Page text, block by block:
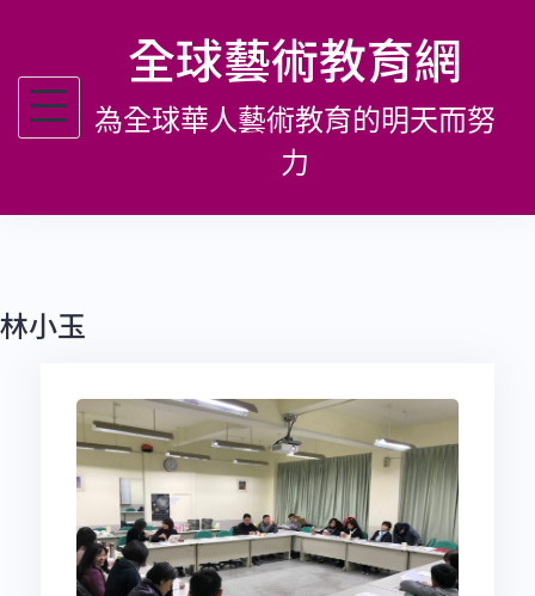
主
全球藝術教育網
為全球華人藝術教育的明天而努
力
林小玉